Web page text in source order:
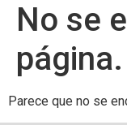
No se
página.
Parece que no se